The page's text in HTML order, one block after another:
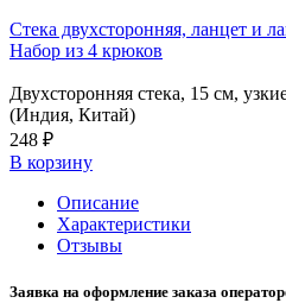
Стека двухсторонняя, ланцет и
Набор из 4 крюков
Двухсторонняя стека, 15 см,
(Индия, Китай)
248 ₽
В корзину
Описание
Характеристики
Отзывы
Заявка на оформление заказа